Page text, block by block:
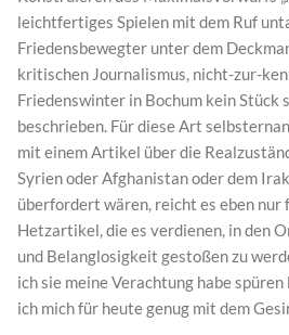
leichtfertiges Spielen mit dem Ruf
Friedensbewegter unter dem
kritischen Journalismus, nicht-zur-
Friedenswinter in Bochum kein Stück
beschrieben. Für diese Art
mit einem Artikel über die
Syrien oder Afghanistan oder dem
überfordert wären, reicht es eben nur
Hetzartikel, die es verdienen, in den
und Belanglosigkeit gestoßen zu
ich sie meine Verachtung habe
ich mich für heute genug mit dem